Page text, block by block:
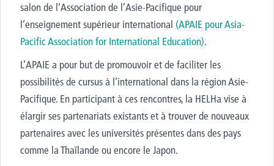
salon de l’Association de l’Asie-Pacifique pour
l’enseignement supérieur international (APAIE pour Asia-
Pacific Association for International Education).
L’APAIE a pour but de promouvoir et de faciliter les
possibilités de cursus à l’international dans la région Asie-
Pacifique. En participant à ces rencontres, la HELHa vise à
élargir ses partenariats existants et à trouver de nouveaux
partenaires avec les universités présentes dans des pays
comme la Thaïlande ou encore le Japon.